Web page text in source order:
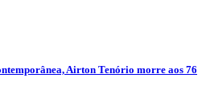
Airton Tenório morre aos 76